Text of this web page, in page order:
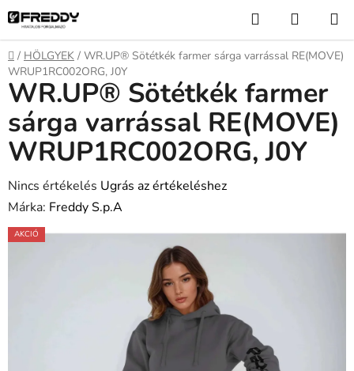
Ugrás
fő
tartalomhoz
KeresésKOSÁR
Kezdőlap
/ HÖLGYEK / WR.UP® Sötétkék farmer sárga varrással RE(MOVE)
WRUP1RC002ORG, J0Y
WR.UP® Sötétkék farmer
sárga varrással RE(MOVE)
WRUP1RC002ORG, J0Y
A
termék
átlagos
Nincs értékelés Ugrás az értékeléshez
Márka: Freddy S.p.A
AKCIÓ